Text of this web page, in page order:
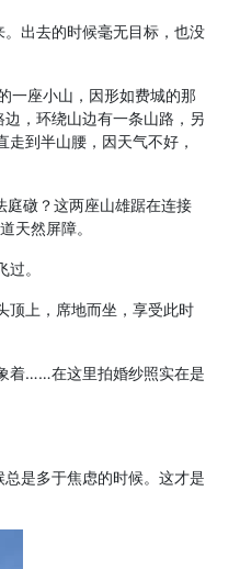
出去的时候毫无目标，也没
一座小山，因形如费城的那
，环绕山边有一条山路，另
到半山腰，因天气不好，
礅？这两座山雄踞在连接
天然屏障。
。
顶上，席地而坐，享受此时
着……在这里拍婚纱照实在是
是多于焦虑的时候。这才是